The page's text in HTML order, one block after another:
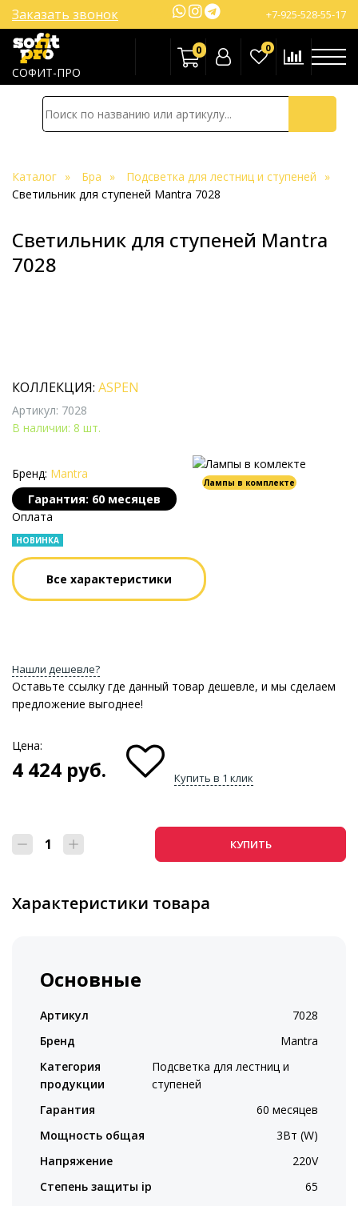
СОФИТ-ПРО
+7-925-528-55-17
Заказать звонок
0 0
Каталог Бра
Подсветка для лестниц и ступеней
Светильник для ступеней Mantra 7028
Светильник для ступеней Mantra
7028
КОЛЛЕКЦИЯ: ASPEN
Артикул: 7028
В наличии: 8 шт.
Бренд: Mantra
Гарантия: 60 месяцев
Лампы в комплекте
Оплата
НОВИНКА
Все характеристики
Нашли дешевле?
Оставьте ссылку где данный товар дешевле, и мы сделаем
предложение выгоднее!
Цена:
4 424 руб. Купить в 1 клик
КУПИТЬ
Характеристики товара
Основные
Артикул
7028
Бренд
Mantra
Категория
продукции
Подсветка для лестниц и
ступеней
Гарантия
60 месяцев
Мощность общая
3Вт (W)
Напряжение
220V
Степень защиты ip
65